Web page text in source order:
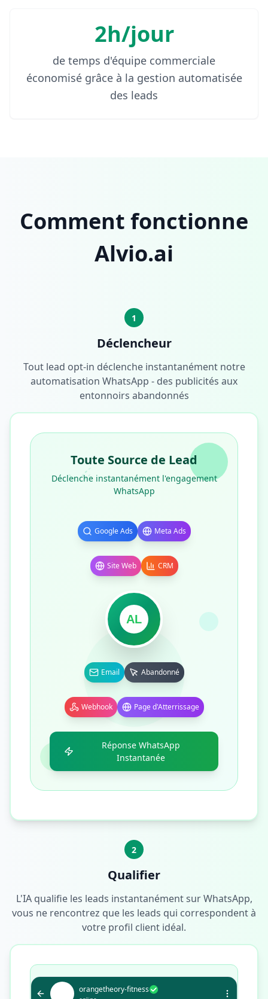
2h/jour
de temps d'équipe commerciale
économisé grâce à la gestion automatisée
des leads
Comment fonctionne
Alvio.ai
1
Déclencheur
Tout lead opt-in déclenche instantanément notre
automatisation WhatsApp - des publicités aux
entonnoirs abandonnés
Toute Source de Lead
Déclenche instantanément l'engagement
WhatsApp
Google Ads Meta Ads
Site Web CRM
AL
Email Abandonné
Webhook Page d'Atterrissage
Réponse WhatsApp
Instantanée
2
Qualifier
L'IA qualifie les leads instantanément sur WhatsApp,
vous ne rencontrez que les leads qui correspondent à
votre profil client idéal.
orangetheory-fitness